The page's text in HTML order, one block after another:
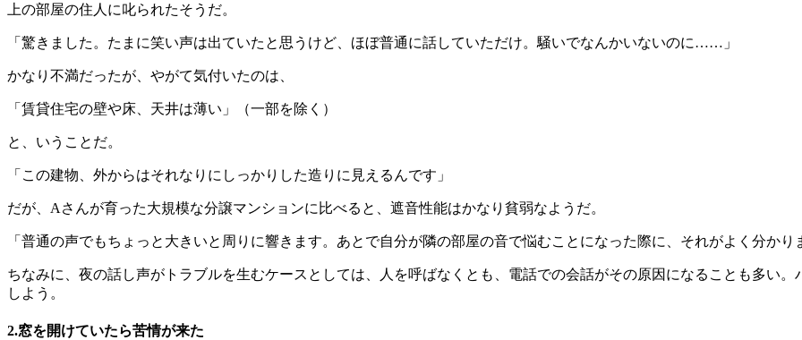
上の部屋の住人に叱られたそうだ。
「驚きました。たまに笑い声は出ていたと思うけど、ほぼ普通に話していただけ。騒いでなんかいないのに……」
かなり不満だったが、やがて気付いたのは、
「賃貸住宅の壁や床、天井は薄い」（一部を除く）
と、いうことだ。
「この建物、外からはそれなりにしっかりした造りに見えるんです」
だが、Aさんが育った大規模な分譲マンションに比べると、遮音性能はかなり貧弱なようだ。
「普通の声でもちょっと大きいと周りに響きます。あとで自分が隣の部屋の音で悩むことになった際に、それがよく分かり
ちなみに、夜の話し声がトラブルを生むケースとしては、人を呼ばなくとも、電話での会話がその原因になることも多い
しよう。
2.窓を開けていたら苦情が来た